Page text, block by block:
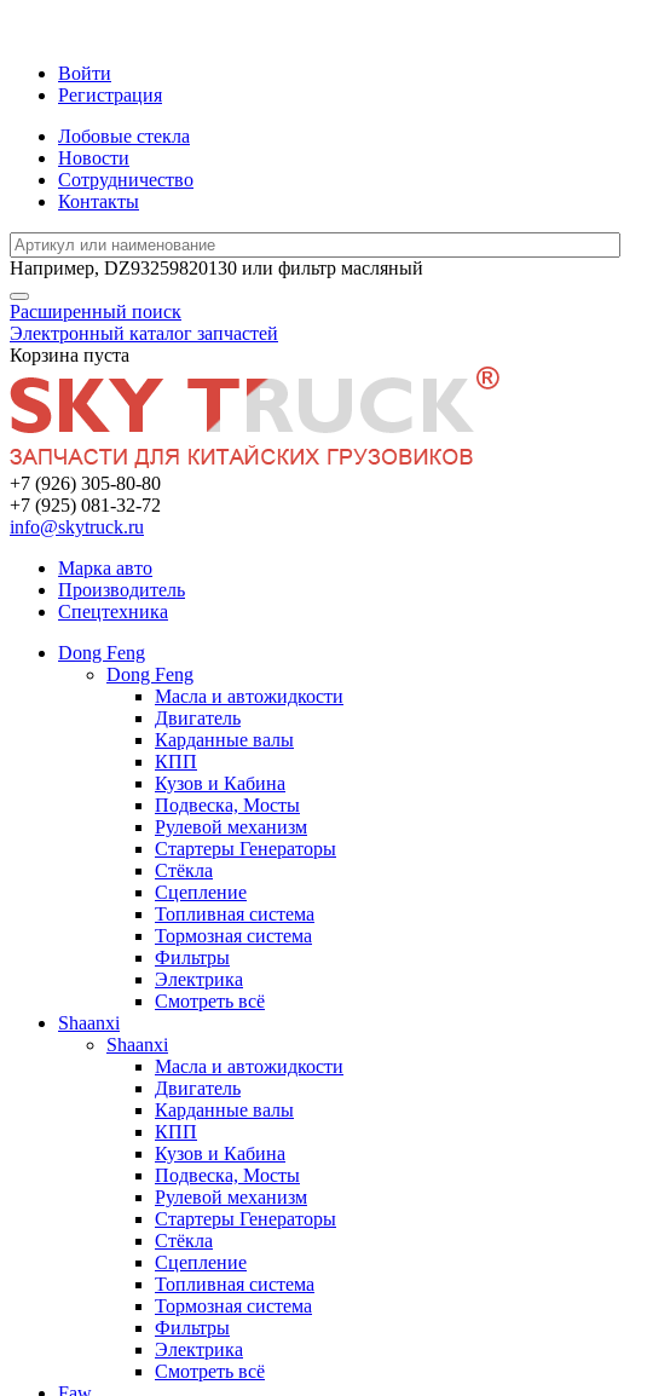
Войти
Регистрация
Лобовые стекла
Новости
Сотрудничество
Контакты
Например, DZ93259820130 или фильтр масляный
Расширенный поиск
Электронный каталог запчастей
Корзина пуста
+7 (926) 305-80-80
+7 (925) 081-32-72
info@skytruck.ru
Марка авто
Производитель
Спецтехника
Dong Feng
Dong Feng
Масла и автожидкости
Двигатель
Карданные валы
КПП
Кузов и Кабина
Подвеска, Мосты
Рулевой механизм
Стартеры Генераторы
Стёкла
Сцепление
Топливная система
Тормозная система
Фильтры
Электрика
Смотреть всё
Shaanxi
Shaanxi
Масла и автожидкости
Двигатель
Карданные валы
КПП
Кузов и Кабина
Подвеска, Мосты
Рулевой механизм
Стартеры Генераторы
Стёкла
Сцепление
Топливная система
Тормозная система
Фильтры
Электрика
Смотреть всё